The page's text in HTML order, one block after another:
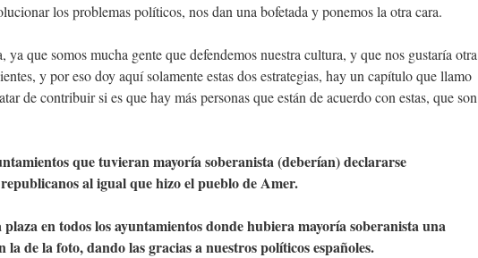
los problemas políticos, nos dan una bofetada y ponemos la otra cara.
ya que somos mucha gente que defendemos nuestra cultura, y que nos gustaría otra
y por eso doy aquí solamente estas dos estrategias, hay un capítulo que llamo
de contribuir si es que hay más personas que están de acuerdo con estas, que son
que tuvieran mayoría soberanista (deberían) declararse
al igual que hizo el pueblo de Amer.
plaza en todos los ayuntamientos donde hubiera mayoría soberanista una
la de la foto, dando las gracias a nuestros políticos españoles.